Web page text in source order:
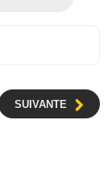
SUIVANTE